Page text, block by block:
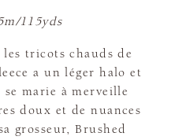
115yds
tricots chauds de
a un léger halo et
marie à merveille
doux et de nuances
grosseur, Brushed